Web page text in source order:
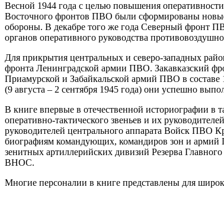
Весной 1944 года с целью повышения
Восточного фронтов ПВО были сформированы
обороны. В декабре того же года Северный
органов оперативного руководства
Для прикрытия центральных и северо-западных
фронта Ленинградской армии ПВО. Закавказский
Приамурской и Забайкальской армий ПВО в
(9 августа – 2 сентября 1945 года) они успешно
В книге впервые в отечественной историографии
оперативно-тактического звеньев и их
руководителей центрального аппарата Войск
биографиям командующих, командиров зон и
зенитных артиллерийских дивизий Резерва
ВНОС.
Многие персоналии в книге представлены для